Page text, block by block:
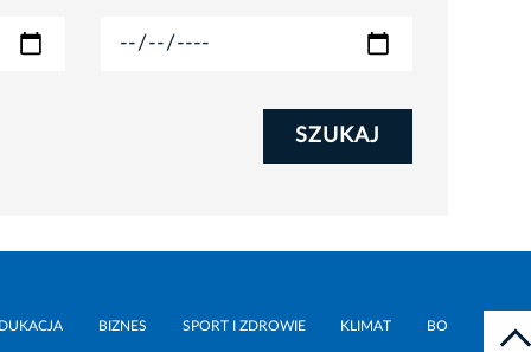
SZUKAJ
BIZNES SPORT I ZDROWIE KLIMAT BO